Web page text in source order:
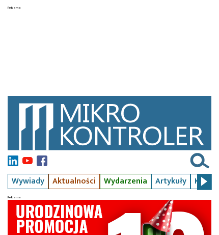
Wywiady Aktualności Wydarzenia Artykuły Kursy